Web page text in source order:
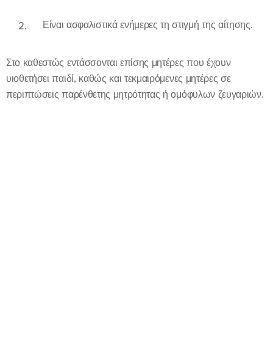
Είναι ασφαλιστικά ενήμερες τη στιγμή της αίτησης.
Στο καθεστώς εντάσσονται επίσης μητέρες που έχουν
υιοθετήσει παιδί, καθώς και τεκμαιρόμενες μητέρες σε
περιπτώσεις παρένθετης μητρότητας ή ομόφυλων ζευγαριών.